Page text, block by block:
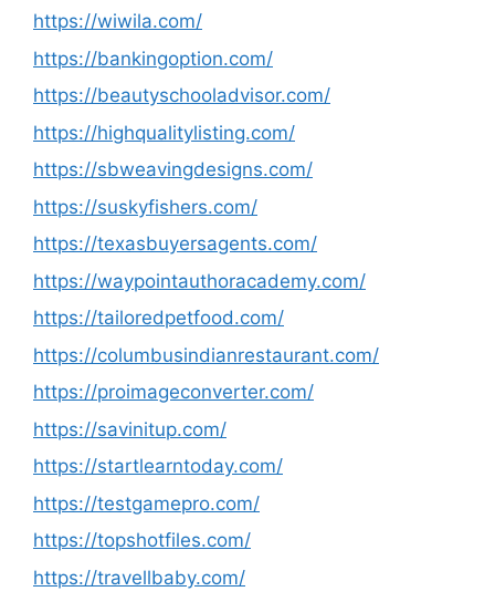
https://wiwila.com/
https://bankingoption.com/
https://beautyschooladvisor.com/
https://highqualitylisting.com/
https://sbweavingdesigns.com/
https://suskyfishers.com/
https://texasbuyersagents.com/
https://waypointauthoracademy.com/
https://tailoredpetfood.com/
https://columbusindianrestaurant.com/
https://proimageconverter.com/
https://savinitup.com/
https://startlearntoday.com/
https://testgamepro.com/
https://topshotfiles.com/
https://travellbaby.com/